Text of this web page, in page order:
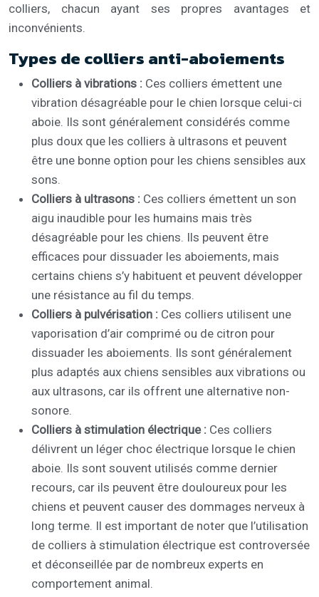
colliers, chacun ayant ses propres avantages et
inconvénients.
Types de colliers anti-aboiements
Colliers à vibrations : Ces colliers émettent une
vibration désagréable pour le chien lorsque celui-ci
aboie. Ils sont généralement considérés comme
plus doux que les colliers à ultrasons et peuvent
être une bonne option pour les chiens sensibles aux
sons.
Colliers à ultrasons : Ces colliers émettent un son
aigu inaudible pour les humains mais très
désagréable pour les chiens. Ils peuvent être
efficaces pour dissuader les aboiements, mais
certains chiens s’y habituent et peuvent développer
une résistance au fil du temps.
Colliers à pulvérisation : Ces colliers utilisent une
vaporisation d’air comprimé ou de citron pour
dissuader les aboiements. Ils sont généralement
plus adaptés aux chiens sensibles aux vibrations ou
aux ultrasons, car ils offrent une alternative non-
sonore.
Colliers à stimulation électrique : Ces colliers
délivrent un léger choc électrique lorsque le chien
aboie. Ils sont souvent utilisés comme dernier
recours, car ils peuvent être douloureux pour les
chiens et peuvent causer des dommages nerveux à
long terme. Il est important de noter que l’utilisation
de colliers à stimulation électrique est controversée
et déconseillée par de nombreux experts en
comportement animal.